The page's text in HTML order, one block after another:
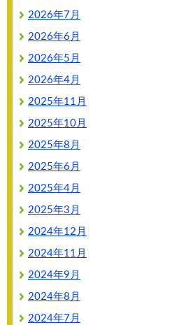
2026年7月
2026年6月
2026年5月
2026年4月
2025年11月
2025年10月
2025年8月
2025年6月
2025年4月
2025年3月
2024年12月
2024年11月
2024年9月
2024年8月
2024年7月